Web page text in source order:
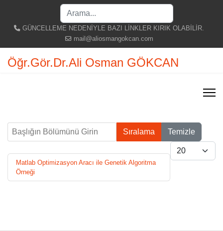
GÜNCELLEME NEDENİYLE BAZI LİNKLER KIRIK OLABİLİR.
mail@aliosmangokcan.com
Öğr.Gör.Dr.Ali Osman GÖKCAN
Başlığın Bölümünü Girin
Sıralama Temizle
Göster #
Matlab Optimizasyon Aracı ile Genetik Algoritma
Örneği